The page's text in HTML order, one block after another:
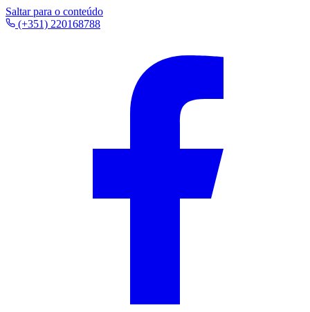
Saltar para o conteúdo
(+351) 220168788